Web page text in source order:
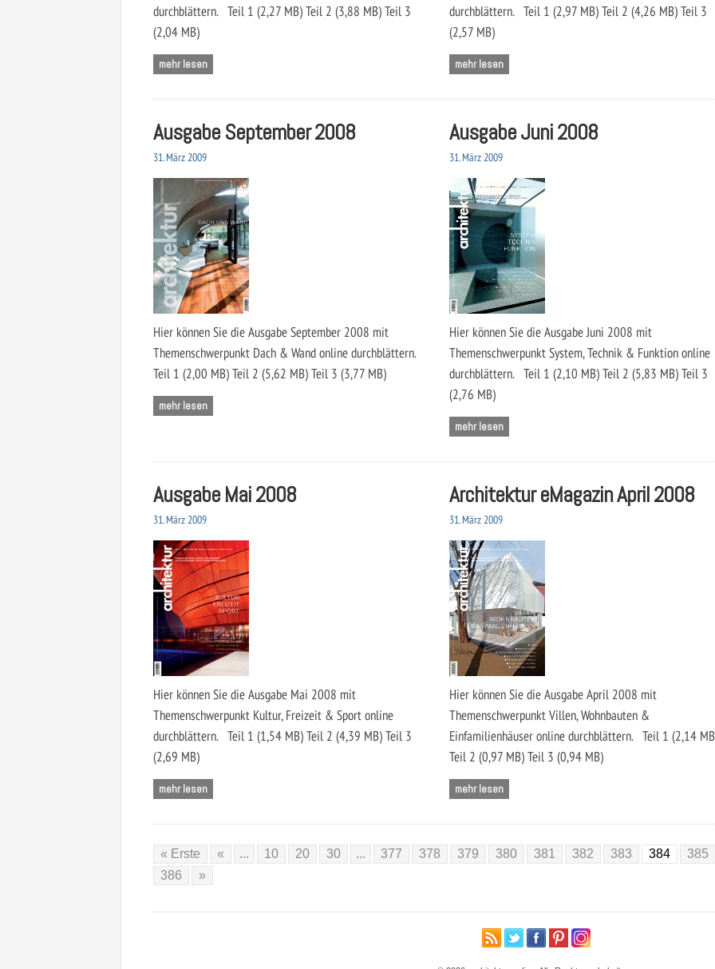
durchblättern. Teil 1 (2,27 MB) Teil 2 (3,88 MB) Teil 3
(2,04 MB)
mehr lesen
durchblättern. Teil 1 (2,97 MB) Teil 2 (4,26 MB) Teil 3
(2,57 MB)
mehr lesen
Ausgabe September 2008
31. März 2009
Hier können Sie die Ausgabe September 2008 mit
Themenschwerpunkt Dach & Wand online durchblättern.
Teil 1 (2,00 MB) Teil 2 (5,62 MB) Teil 3 (3,77 MB)
mehr lesen
Ausgabe Juni 2008
31. März 2009
Hier können Sie die Ausgabe Juni 2008 mit
Themenschwerpunkt System, Technik & Funktion online
durchblättern. Teil 1 (2,10 MB) Teil 2 (5,83 MB) Teil 3
(2,76 MB)
mehr lesen
Ausgabe Mai 2008
31. März 2009
Hier können Sie die Ausgabe Mai 2008 mit
Themenschwerpunkt Kultur, Freizeit & Sport online
durchblättern. Teil 1 (1,54 MB) Teil 2 (4,39 MB) Teil 3
(2,69 MB)
mehr lesen
Architektur eMagazin April 2008
31. März 2009
Hier können Sie die Ausgabe April 2008 mit
Themenschwerpunkt Villen, Wohnbauten &
Einfamilienhäuser online durchblättern. Teil 1 (2,14
Teil 2 (0,97 MB) Teil 3 (0,94 MB)
mehr lesen
« Erste « ... 10 20 30 ... 377 378 379 380 381 382 383 384
385
386
»